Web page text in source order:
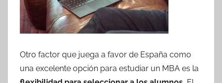
Otro factor que juega a favor de España como
una excelente opción para estudiar un MBA es la